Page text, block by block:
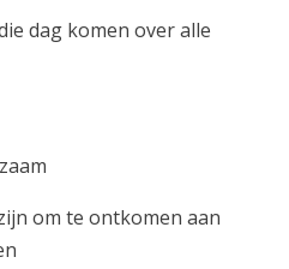
dag komen over alle
om te ontkomen aan